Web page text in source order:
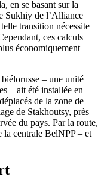
en se basant sur la
Sukhiy de l’Alliance
transition nécessite
ces calculs
économiquement
– une unité
– ait été installée en
de la zone de
de Stakhoutsy, près
du pays. Par la route,
la centrale BelNPP – et